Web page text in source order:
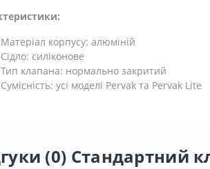
Матеріал корпусу: алюміній
Сідло: силіконове
Тип клапана: нормально закритий
Сумісність: усі моделі Pervak ​​та Pervak ​​Lite
(0) Стандартний